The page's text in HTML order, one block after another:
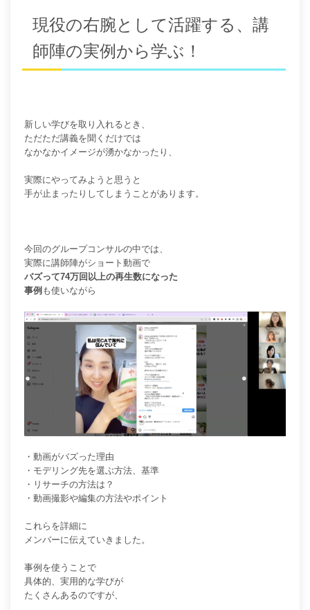
現役の右腕として活躍する、講
師陣の実例から学ぶ！
新しい学びを取り入れるとき、
ただただ講義を聞くだけでは
なかなかイメージが湧かなかったり、
実際にやってみようと思うと
手が止まったりしてしまうことがあります。
今回のグループコンサルの中では、
実際に講師陣がショート動画で
バズって74万回以上の再生数になった
事例 も使いながら
・動画がバズった理由
・モデリング先を選ぶ方法、基準
・リサーチの方法は？
・動画撮影や編集の方法やポイント
これらを詳細に
メンバーに伝えていきました。
事例を使うことで
具体的、実用的な学びが
たくさんあるのですが、